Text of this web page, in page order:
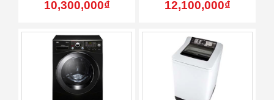
10,300,000₫ 12,100,000₫